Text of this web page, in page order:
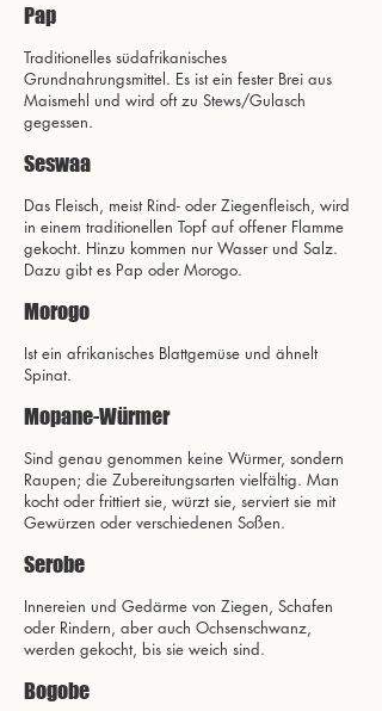
Pap
Traditionelles südafrikanisches
Grundnahrungsmittel. Es ist ein fester Brei aus
Maismehl und wird oft zu Stews/Gulasch
gegessen.
Seswaa
Das Fleisch, meist Rind- oder Ziegenfleisch, wird
in einem traditionellen Topf auf offener Flamme
gekocht. Hinzu kommen nur Wasser und Salz.
Dazu gibt es Pap oder Morogo.
Morogo
Ist ein afrikanisches Blattgemüse und ähnelt
Spinat.
Mopane-Würmer
Sind genau genommen keine Würmer, sondern
Raupen; die Zubereitungsarten vielfältig. Man
kocht oder frittiert sie, würzt sie, serviert sie mit
Gewürzen oder verschiedenen Soßen.
Serobe
Innereien und Gedärme von Ziegen, Schafen
oder Rindern, aber auch Ochsenschwanz,
werden gekocht, bis sie weich sind.
Bogobe